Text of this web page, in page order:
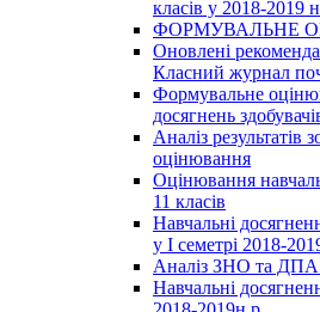
класів у 2018-2019
ФОРМУВАЛЬНЕ
Оновлені
Класний журнал
Формувальне
досягнень
Аналіз результатів
оцінювання
Оцінювання
11 класів
Навчальні
у І семетрі 2018-
Аналіз ЗНО та ДПА
Навчальні